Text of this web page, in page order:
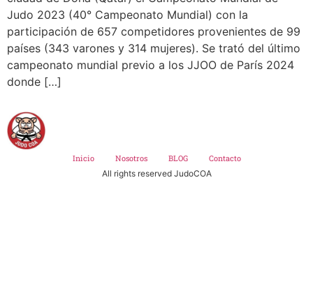
Judo 2023 (40° Campeonato Mundial) con la
participación de 657 competidores provenientes de 99
países (343 varones y 314 mujeres). Se trató del último
campeonato mundial previo a los JJOO de París 2024
donde […]
Inicio Nosotros BLOG
Contacto
All rights reserved JudoCOA